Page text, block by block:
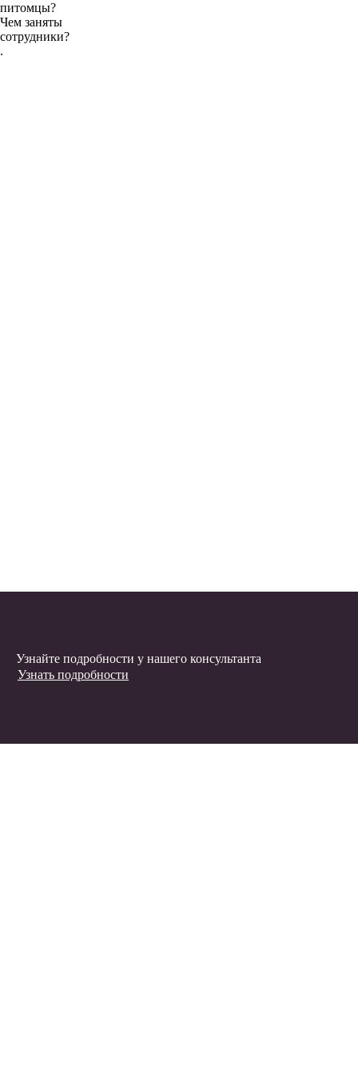
питомцы?
Чем заняты
сотрудники?
.
Узнайте подробности у нашего консультанта
Узнать подробности